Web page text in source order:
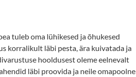
tuleb oma lühikesed ja õhukesed
korralikult läbi pesta, ära kuivatada ja
hooldusest oleme eelnevalt
läbi proovida ja neile omapoolne